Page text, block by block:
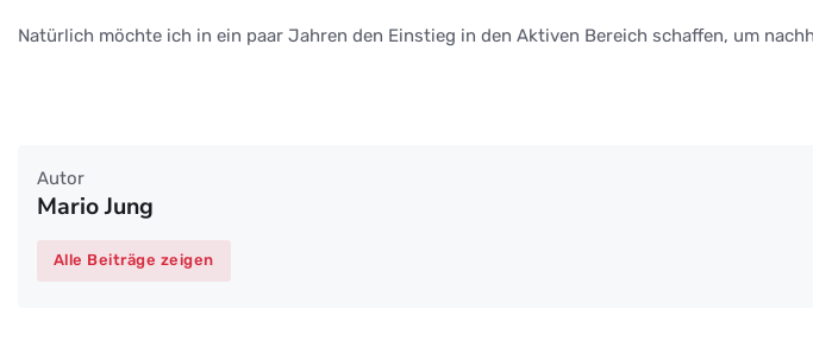
Natürlich möchte ich in ein paar Jahren den Einstieg in den Aktiven Bereich schaffen, um
Autor
Mario Jung
Alle Beiträge zeigen